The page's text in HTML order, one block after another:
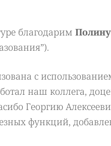
благодарим
с
наш коллега,
Георгию
функций,